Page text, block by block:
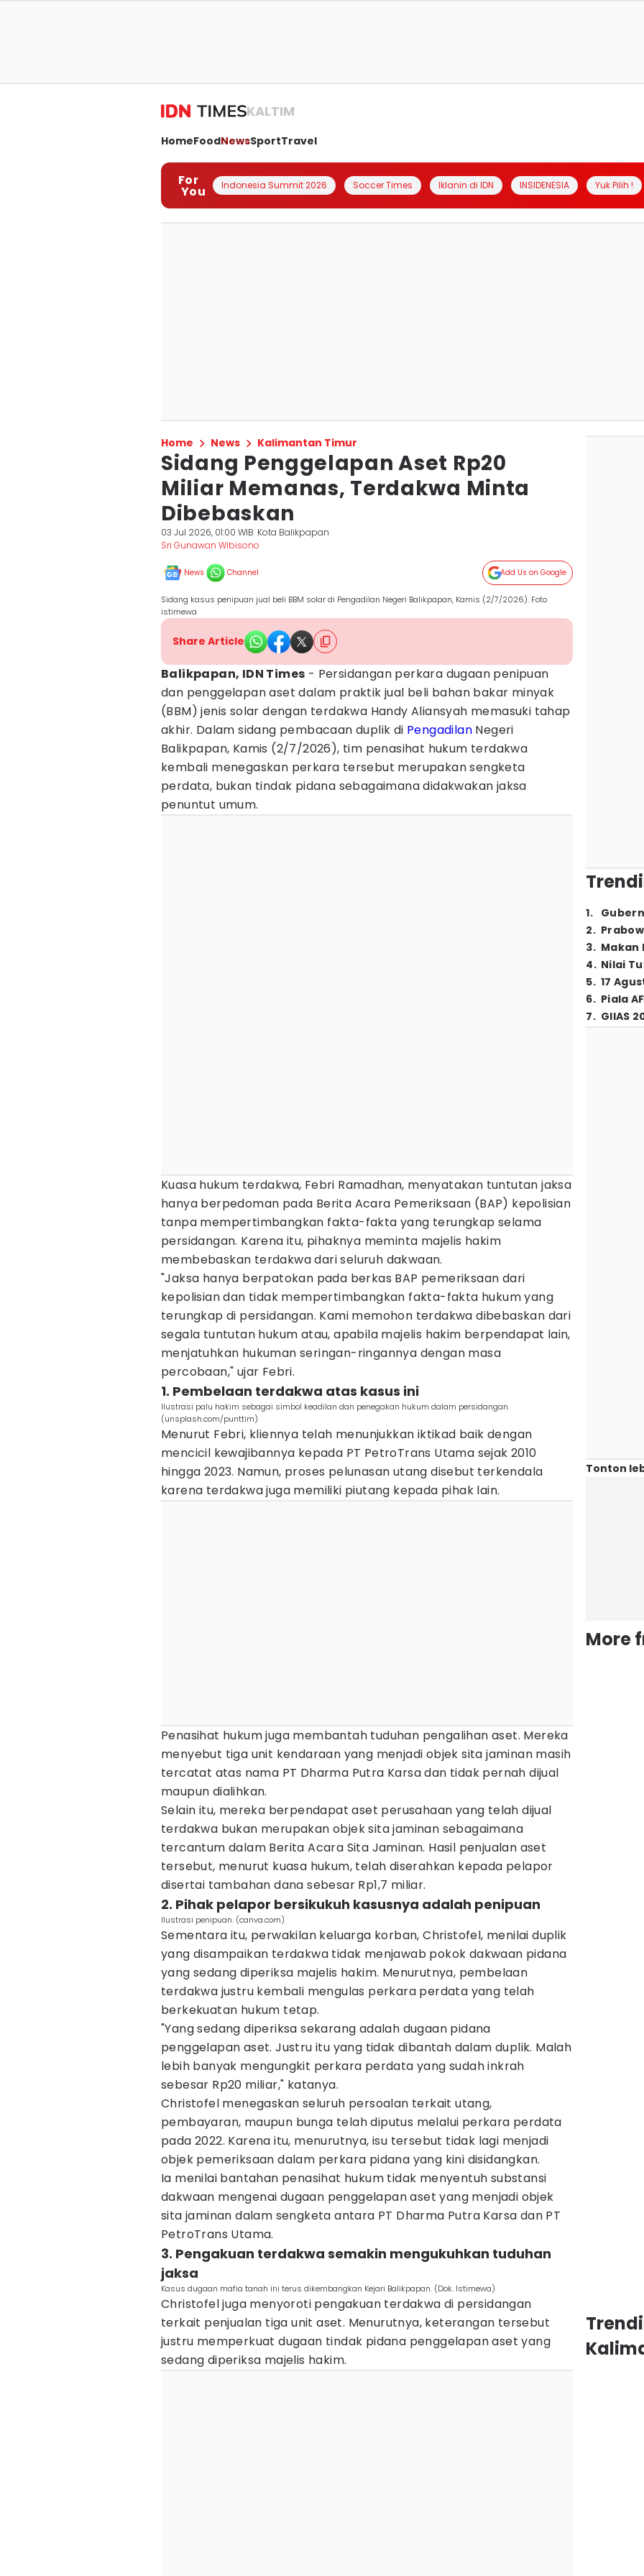
KALTIM
HomeFoodNewsSportTravel
For
You Indonesia Summit 2026 Soccer Times Iklanin di IDN INSIDENESIA Yuk Pilih !
Home News Kalimantan Timur
Sidang Penggelapan Aset Rp20
Miliar Memanas, Terdakwa Minta
Dibebaskan
03 Jul 2026, 01:00 WIB Kota Balikpapan
Sri Gunawan Wibisono
News Channel Add Us on Google
Sidang kasus penipuan jual beli BBM solar di Pengadilan Negeri Balikpapan, Kamis (2/7/2026). Foto
istimewa
Share Article
Balikpapan, IDN Times - Persidangan perkara dugaan penipuan
dan penggelapan aset dalam praktik jual beli bahan bakar minyak
(BBM) jenis solar dengan terdakwa Handy Aliansyah memasuki tahap
akhir. Dalam sidang pembacaan duplik di Pengadilan Negeri
Balikpapan, Kamis (2/7/2026), tim penasihat hukum terdakwa
kembali menegaskan perkara tersebut merupakan sengketa
perdata, bukan tindak pidana sebagaimana didakwakan jaksa
penuntut umum.
Kuasa hukum terdakwa, Febri Ramadhan, menyatakan tuntutan jaksa
hanya berpedoman pada Berita Acara Pemeriksaan (BAP) kepolisian
tanpa mempertimbangkan fakta-fakta yang terungkap selama
persidangan. Karena itu, pihaknya meminta majelis hakim
membebaskan terdakwa dari seluruh dakwaan.
"Jaksa hanya berpatokan pada berkas BAP pemeriksaan dari
kepolisian dan tidak mempertimbangkan fakta-fakta hukum yang
terungkap di persidangan. Kami memohon terdakwa dibebaskan dari
segala tuntutan hukum atau, apabila majelis hakim berpendapat lain,
menjatuhkan hukuman seringan-ringannya dengan masa
percobaan," ujar Febri.
1. Pembelaan terdakwa atas kasus ini
Ilustrasi palu hakim sebagai simbol keadilan dan penegakan hukum dalam persidangan.
(unsplash.com/punttim)
Menurut Febri, kliennya telah menunjukkan iktikad baik dengan
mencicil kewajibannya kepada PT PetroTrans Utama sejak 2010
hingga 2023. Namun, proses pelunasan utang disebut terkendala
karena terdakwa juga memiliki piutang kepada pihak lain.
Penasihat hukum juga membantah tuduhan pengalihan aset. Mereka
menyebut tiga unit kendaraan yang menjadi objek sita jaminan masih
tercatat atas nama PT Dharma Putra Karsa dan tidak pernah dijual
maupun dialihkan.
Selain itu, mereka berpendapat aset perusahaan yang telah dijual
terdakwa bukan merupakan objek sita jaminan sebagaimana
tercantum dalam Berita Acara Sita Jaminan. Hasil penjualan aset
tersebut, menurut kuasa hukum, telah diserahkan kepada pelapor
disertai tambahan dana sebesar Rp1,7 miliar.
2. Pihak pelapor bersikukuh kasusnya adalah penipuan
Ilustrasi penipuan. (canva.com)
Sementara itu, perwakilan keluarga korban, Christofel, menilai duplik
yang disampaikan terdakwa tidak menjawab pokok dakwaan pidana
yang sedang diperiksa majelis hakim. Menurutnya, pembelaan
terdakwa justru kembali mengulas perkara perdata yang telah
berkekuatan hukum tetap.
"Yang sedang diperiksa sekarang adalah dugaan pidana
penggelapan aset. Justru itu yang tidak dibantah dalam duplik. Malah
lebih banyak mengungkit perkara perdata yang sudah inkrah
sebesar Rp20 miliar," katanya.
Christofel menegaskan seluruh persoalan terkait utang,
pembayaran, maupun bunga telah diputus melalui perkara perdata
pada 2022. Karena itu, menurutnya, isu tersebut tidak lagi menjadi
objek pemeriksaan dalam perkara pidana yang kini disidangkan.
Ia menilai bantahan penasihat hukum tidak menyentuh substansi
dakwaan mengenai dugaan penggelapan aset yang menjadi objek
sita jaminan dalam sengketa antara PT Dharma Putra Karsa dan PT
PetroTrans Utama.
3. Pengakuan terdakwa semakin mengukuhkan tuduhan
jaksa
Kasus dugaan mafia tanah ini terus dikembangkan Kejari Balikpapan. (Dok. Istimewa)
Christofel juga menyoroti pengakuan terdakwa di persidangan
terkait penjualan tiga unit aset. Menurutnya, keterangan tersebut
justru memperkuat dugaan tindak pidana penggelapan aset yang
sedang diperiksa majelis hakim.
1.
2.
3. Makan
4. Nilai
5. 17
6. Piala
7. GIIAS
Tonton
More